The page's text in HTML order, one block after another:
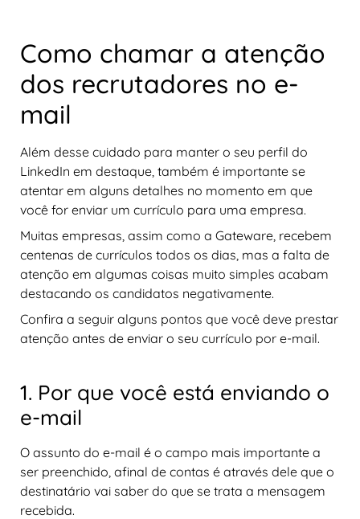
Como chamar a atenção
dos recrutadores no e-
mail
Além desse cuidado para manter o seu perfil do
LinkedIn em destaque, também é importante se
atentar em alguns detalhes no momento em que
você for enviar um currículo para uma empresa.
Muitas empresas, assim como a Gateware, recebem
centenas de currículos todos os dias, mas a falta de
atenção em algumas coisas muito simples acabam
destacando os candidatos negativamente.
Confira a seguir alguns pontos que você deve prestar
atenção antes de enviar o seu currículo por e-mail.
1. Por que você está enviando o
e-mail
O assunto do e-mail é o campo mais importante a
ser preenchido, afinal de contas é através dele que o
destinatário vai saber do que se trata a mensagem
recebida.